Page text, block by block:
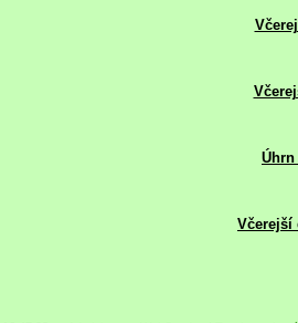
Úhrn
Včerejší